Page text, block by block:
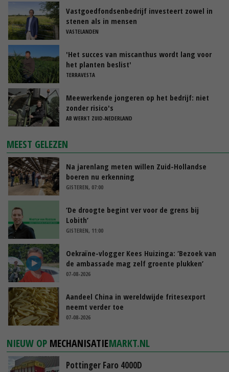
Vastgoedfondsenbedrijf investeert zowel in
stenen als in mensen
VASTELANDEN
'Het succes van miscanthus wordt lang voor
het planten beslist'
TERRAVESTA
Meewerkende jongeren op het bedrijf: niet
zonder risico's
AB WERKT ZUID-NEDERLAND
MEEST GELEZEN
Na jarenlang meten willen Zuid-Hollandse
boeren nu erkenning
GISTEREN, 07:00
‘De droogte begint ver voor de grens bij
Lobith’
GISTEREN, 11:00
Oekraïne-vlogger Kees Huizinga: ‘Bezoek van
de ambassade mag zelf groente plukken’
07-08-2026
Aandeel China in wereldwijde fritesexport
neemt verder toe
07-08-2026
NIEUW OP MECHANISATIEMARKT.NL
Pottinger Faro 4000D